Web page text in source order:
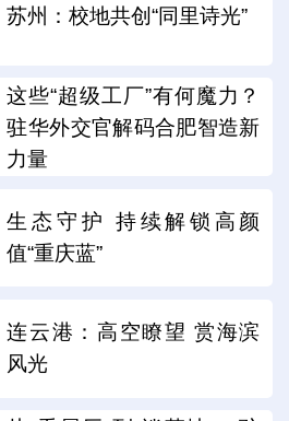
苏州：校地共创“同里诗光”
这些“超级工厂”有何魔力？
驻华外交官解码合肥智造新
力量
生态守护 持续解锁高颜
值“重庆蓝”
连云港：高空瞭望 赏海滨
风光